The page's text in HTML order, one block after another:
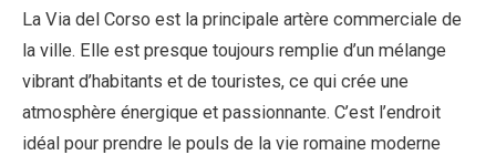
La Via del Corso est la principale artère commerciale de
la ville. Elle est presque toujours remplie d’un mélange
vibrant d’habitants et de touristes, ce qui crée une
atmosphère énergique et passionnante. C’est l’endroit
idéal pour prendre le pouls de la vie romaine moderne